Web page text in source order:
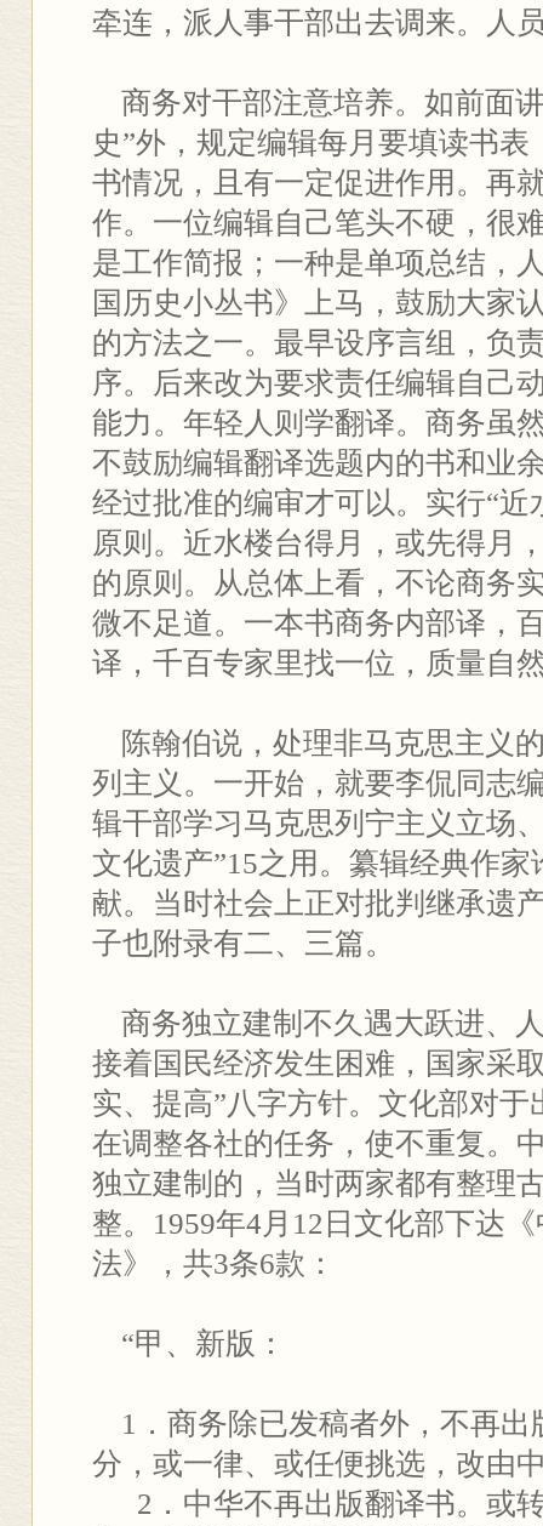
牵连，派人事干部出去调来。人
商务对干部注意培养。如前面
史”外，规定编辑每月要填读书
书情况，且有一定促进作用。再
作。一位编辑自己笔头不硬，很
是工作简报；一种是单项总结，
国历史小丛书》上马，鼓励大家
的方法之一。最早设序言组，负
序。后来改为要求责任编辑自己
能力。年轻人则学翻译。商务虽
不鼓励编辑翻译选题内的书和业
经过批准的编审才可以。实行“近
原则。近水楼台得月，或先得月
的原则。从总体上看，不论商务
微不足道。一本书商务内部译，
译，千百专家里找一位，质量自
陈翰伯说，处理非马克思主义
列主义。一开始，就要李侃同志
辑干部学习马克思列宁主义立场
文化遗产”15之用。纂辑经典作
献。当时社会上正对批判继承遗
子也附录有二、三篇。
商务独立建制不久遇大跃进、
接着国民经济发生困难，国家采
实、提高”八字方针。文化部对
在调整各社的任务，使不重复。
独立建制的，当时两家都有整理
整。1959年4月12日文化部下达
法》，共3条6款：
“甲、新版：
1．商务除已发稿者外，不再出
分，或一律、或任便挑选，改由
2．中华不再出版翻译书。或